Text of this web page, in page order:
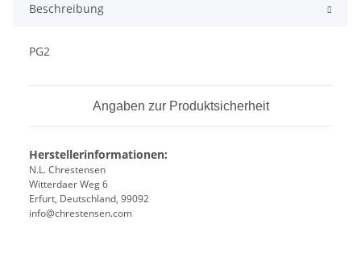
Beschreibung
PG2
Angaben zur Produktsicherheit
Herstellerinformationen:
N.L. Chrestensen
Witterdaer Weg 6
Erfurt, Deutschland, 99092
info@chrestensen.com